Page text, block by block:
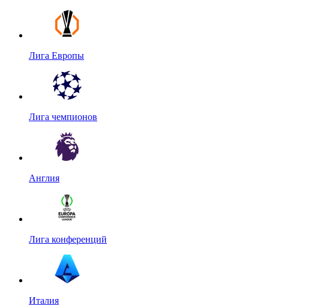
Лига Европы
Лига чемпионов
Англия
Лига конференций
Италия